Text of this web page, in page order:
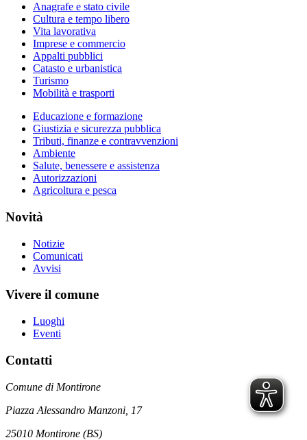
Anagrafe e stato civile
Cultura e tempo libero
Vita lavorativa
Imprese e commercio
Appalti pubblici
Catasto e urbanistica
Turismo
Mobilità e trasporti
Educazione e formazione
Giustizia e sicurezza pubblica
Tributi, finanze e contravvenzioni
Ambiente
Salute, benessere e assistenza
Autorizzazioni
Agricoltura e pesca
Novità
Notizie
Comunicati
Avvisi
Vivere il comune
Luoghi
Eventi
Contatti
Comune di Montirone
Piazza Alessandro Manzoni, 17
25010 Montirone (BS)